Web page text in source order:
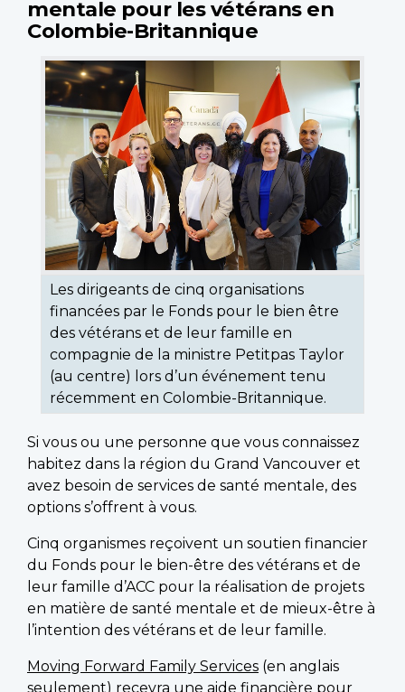
mentale pour les vétérans en
Colombie-Britannique
Les dirigeants de cinq organisations
financées par le Fonds pour le bien être
des vétérans et de leur famille en
compagnie de la ministre Petitpas Taylor
(au centre) lors d’un événement tenu
récemment en Colombie-Britannique.
Si vous ou une personne que vous connaissez
habitez dans la région du Grand Vancouver et
avez besoin de services de santé mentale, des
options s’offrent à vous.
Cinq organismes reçoivent un soutien financier
du Fonds pour le bien-être des vétérans et de
leur famille d’ACC pour la réalisation de projets
en matière de santé mentale et de mieux-être à
l’intention des vétérans et de leur famille.
Moving Forward Family Services (en anglais
seulement) recevra une aide financière pour